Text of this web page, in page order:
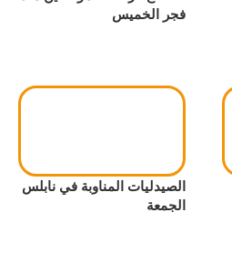
فجر الخميس
الصيدليات المناوبة في نابلس
الجمعة